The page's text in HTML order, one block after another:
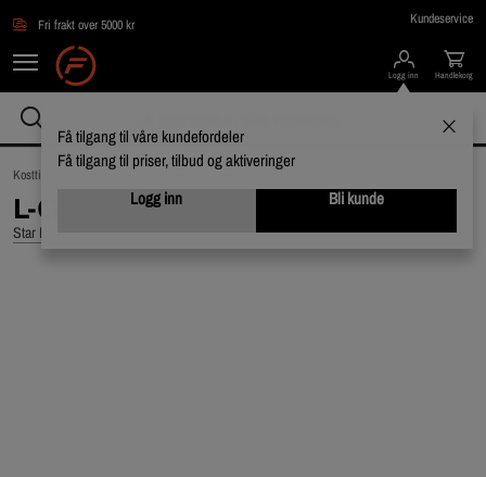
Fri frakt over 5000 kr Kundeservice
Logg inn
Få tilgang til våre kundefordeler
Få tilgang til priser, tilbud og aktiveringer
Logg inn
Bli kunde
Handlekorg
Kosttilskudd / Aminosyrer / Individuelle aminosyrer
L-Glutamine, 400 g
Star Nutrition